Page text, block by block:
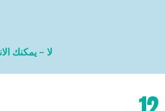
لا – يمكنك